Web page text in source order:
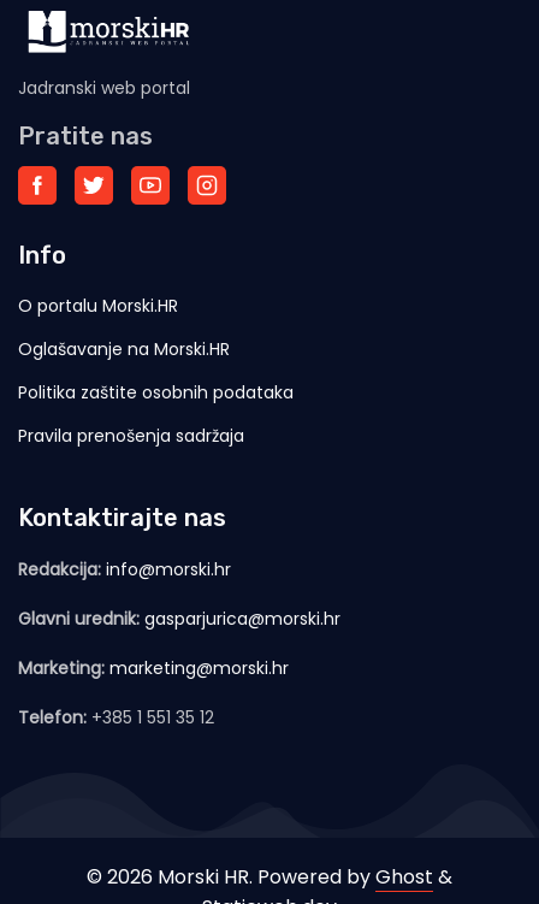
Jadranski web portal
Pratite nas
Info
O portalu Morski.HR
Oglašavanje na Morski.HR
Politika zaštite osobnih podataka
Pravila prenošenja sadržaja
Kontaktirajte nas
Redakcija: info@morski.hr
Glavni urednik: gasparjurica@morski.hr
Marketing: marketing@morski.hr
Telefon: +385 1 551 35 12
© 2026 Morski HR. Powered byGhost &